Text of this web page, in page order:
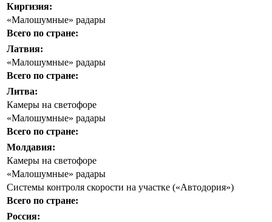
Киргизия:
«Малошумные» радары
Всего по стране:
Латвия:
«Малошумные» радары
Всего по стране:
Литва:
Камеры на светофоре
«Малошумные» радары
Всего по стране:
Молдавия:
Камеры на светофоре
«Малошумные» радары
Системы контроля скорости на участке («Автодория»)
Всего по стране:
Россия: